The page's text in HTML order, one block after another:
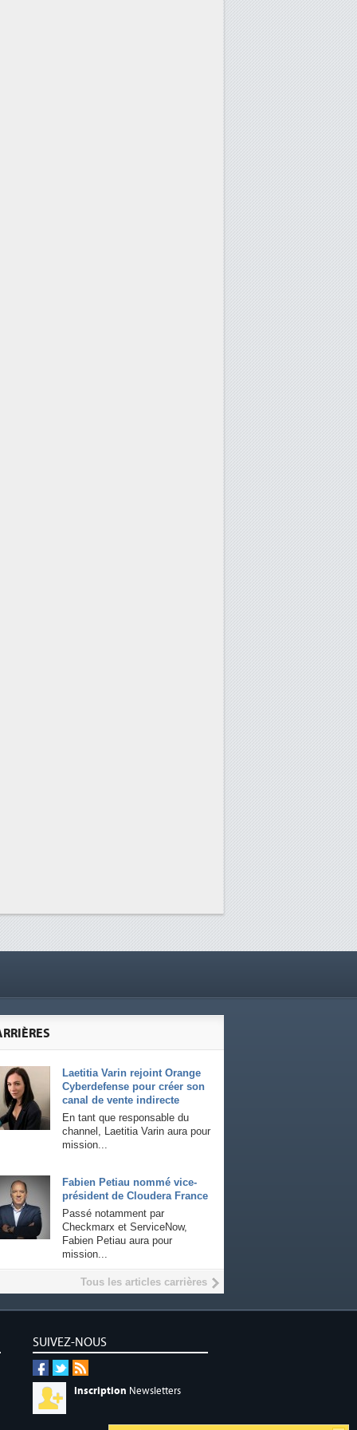
Laetitia Varin rejoint Orange
Cyberdefense pour créer son
canal de vente indirecte
En tant que responsable du
channel, Laetitia Varin aura pour
mission...
Fabien Petiau nommé vice-
président de Cloudera France
Passé notamment par
Checkmarx et ServiceNow,
Fabien Petiau aura pour
mission...
Tous les articles carrières
SUIVEZ-NOUS
Inscription Newsletters